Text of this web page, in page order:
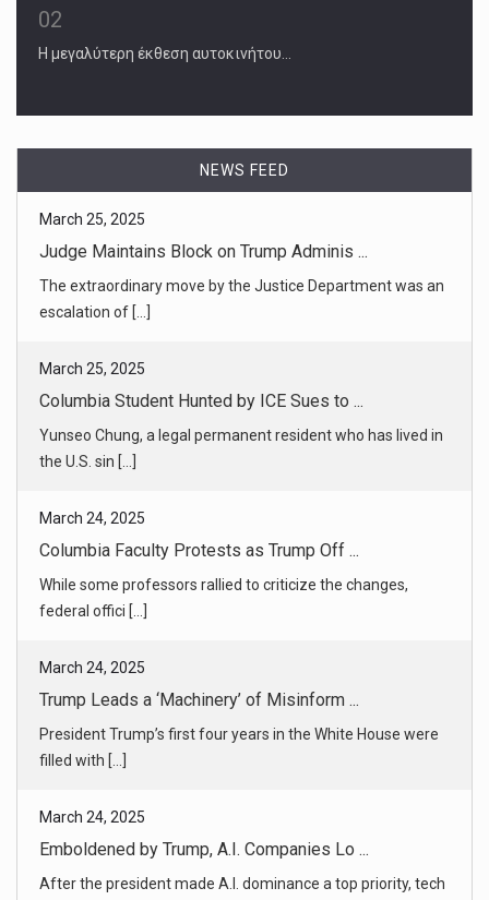
02
Η μεγαλύτερη έκθεση αυτοκινήτου…
NEWS FEED
March 25, 2025
Columbia Student Hunted by ICE Sues to ...
Yunseo Chung, a legal permanent resident who has lived in
the U.S. sin [...]
March 24, 2025
Columbia Faculty Protests as Trump Off ...
While some professors rallied to criticize the changes,
federal offici [...]
March 24, 2025
Trump Leads a ‘Machinery’ of Misinform ...
President Trump’s first four years in the White House were
filled with [...]
March 24, 2025
Emboldened by Trump, A.I. Companies Lo ...
After the president made A.I. dominance a top priority, tech
companies [...]
March 24, 2025
Trump Asks Supreme Court to Block Ruli ...
An administration lawyer complained about what she said